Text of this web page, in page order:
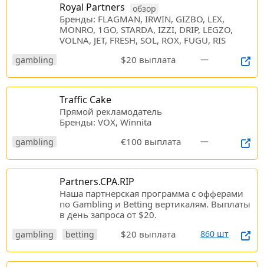
Royal Partners обзор
Бренды: FLAGMAN, IRWIN, GIZBO, LEX,
MONRO, 1GO, STARDA, IZZI, DRIP, LEGZO,
VOLNA, JET, FRESH, SOL, ROX, FUGU, RIS
gambling $20 выплата —
Traffic Cake
Прямой рекламодатель
Бренды: VOX, Winnita
gambling €100 выплата —
Partners.CPA.RIP
Наша партнерская программа c офферами
по Gambling и Betting вертикалям. Выплаты
в день запроса от $20.
gambling betting $20 выплата 860 шт